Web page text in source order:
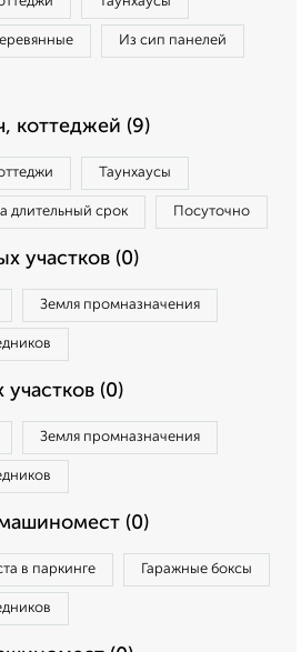
Из сип панелей
коттеджей (9)
Таунхаусы
длительный срок Посуточно
участков (0)
Земля промназначения
(0)
Земля промназначения
(0)
в паркинге Гаражные боксы